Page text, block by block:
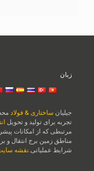
زبان
جیلیان ساختاری & فولاد
تجربه برای تولید و تحویل
مرتبطی که از امکانات
مناطق زمین برج انتقال و
شرایط عملیاتی. نقشه